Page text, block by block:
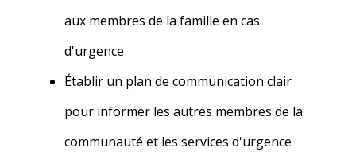
aux membres de la famille en cas
d'urgence
Établir un plan de communication clair
pour informer les autres membres de la
communauté et les services d'urgence